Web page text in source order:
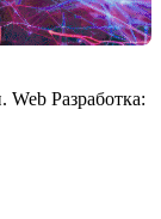
Разработка: